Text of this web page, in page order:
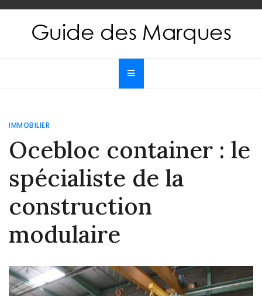
Skip
content
Guide des Marques
IMMOBILIER
Ocebloc container : le
spécialiste de la
construction
modulaire